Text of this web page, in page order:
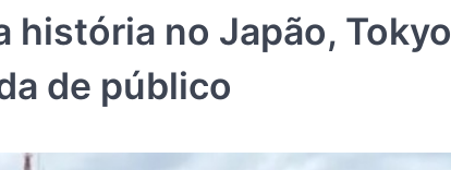
história no Japão, Tokyo
de público